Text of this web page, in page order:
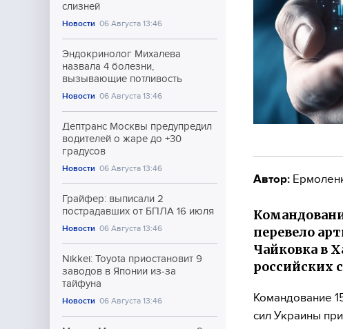
слизней
Новости 06 Августа 13:46
Эндокринолог Михалева
назвала 4 болезни,
вызывающие потливость
Новости 06 Августа 13:46
Дептранс Москвы предупредил
водителей о жаре до +30
градусов
Новости 06 Августа 13:46
Грайфер: выписали 2
пострадавших от БПЛА 16 июля
Новости 06 Августа 13:46
Nikkei: Toyota приостановит 9
заводов в Японии из-за
тайфуна
Новости 06 Августа 13:46
Автор:
перевело
Чайковка в
российских
Командование
сил Украины